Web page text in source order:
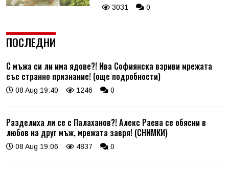
3031 0
ПОСЛЕДНИ
С мъжа си ли има ядове?! Ива Софиянска взриви мрежата
със странно признание! (още подробности)
08 Aug 19:40 1246 0
Разделиха ли се с Палаханов?! Алекс Раева се обясни в
любов на друг мъж, мрежата завря! (СНИМКИ)
08 Aug 19:06 4837 0